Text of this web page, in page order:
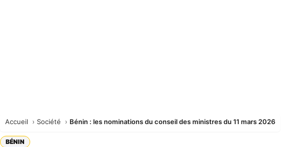
Accueil Société Bénin : les nominations du conseil des ministres du 11 mars 2026
BÉNIN